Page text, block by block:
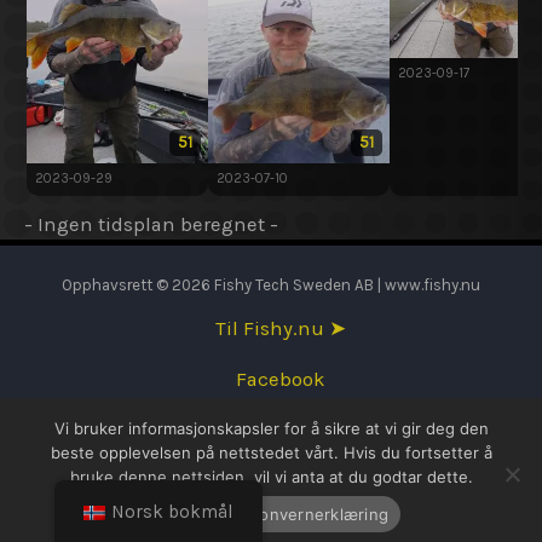
51
2023-09-29
51
2023-07-10
2023-09-17
- Ingen tidsplan beregnet -
Opphavsrett © 2026 Fishy Tech Sweden AB | www.fishy.nu
Til Fishy.nu ➤
Facebook
English
Svenska
Norsk bokmål
Vi bruker informasjonskapsler for å sikre at vi gir deg den
beste opplevelsen på nettstedet vårt. Hvis du fortsetter å
bruke denne nettsiden, vil vi anta at du godtar dette.
OK
Personvernerklæring